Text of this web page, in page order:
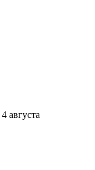
4 августа